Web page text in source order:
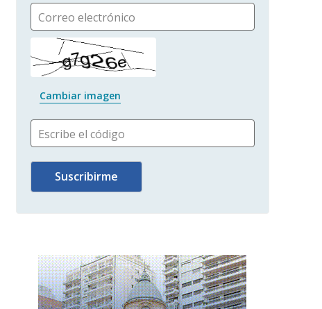
Correo electrónico
Cambiar imagen
Escribe el código